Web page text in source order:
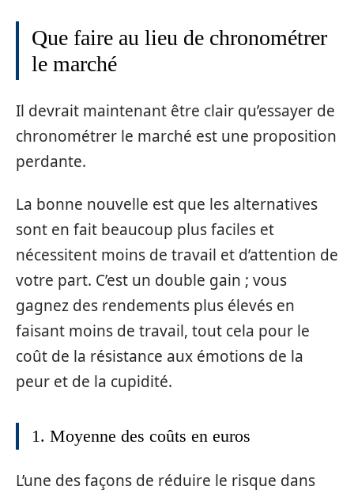
Que faire au lieu de chronométrer
le marché
Il devrait maintenant être clair qu’essayer de
chronométrer le marché est une proposition
perdante.
La bonne nouvelle est que les alternatives
sont en fait beaucoup plus faciles et
nécessitent moins de travail et d’attention de
votre part. C’est un double gain ; vous
gagnez des rendements plus élevés en
faisant moins de travail, tout cela pour le
coût de la résistance aux émotions de la
peur et de la cupidité.
1. Moyenne des coûts en euros
L’une des façons de réduire le risque dans